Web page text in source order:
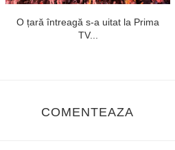
O țară întreagă s-a uitat la Prima
TV...
COMENTEAZA